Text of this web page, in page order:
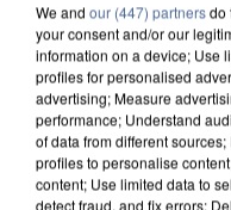
UN SECOND
INTERPELLÉ EN
We and our (447) partnersdo
your consent and/or our
information on a device; Use
profiles for personalised
advertising; Measure
performance; Understand
of data from different
profiles to personalise
content; Use limited data to
detect fraud, and fix errors;